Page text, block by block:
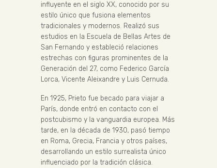
influyente en el siglo XX, conocido por su
estilo único que fusiona elementos
tradicionales y modernos. Realizó sus
estudios en la Escuela de Bellas Artes de
San Fernando y estableció relaciones
estrechas con figuras prominentes de la
Generación del 27, como Federico García
Lorca, Vicente Aleixandre y Luis Cernuda.
En 1925, Prieto fue becado para viajar a
París, donde entró en contacto con el
postcubismo y la vanguardia europea. Más
tarde, en la década de 1930, pasó tiempo
en Roma, Grecia, Francia y otros países,
desarrollando un estilo surrealista único
influenciado por la tradición clásica.